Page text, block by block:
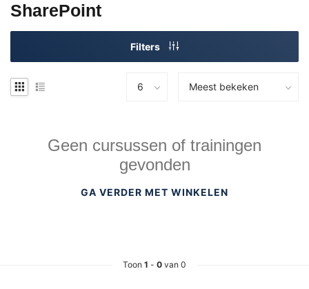
SharePoint
Filters
Geen cursussen of trainingen
gevonden
GA VERDER MET WINKELEN
Toon 1 - 0 van 0